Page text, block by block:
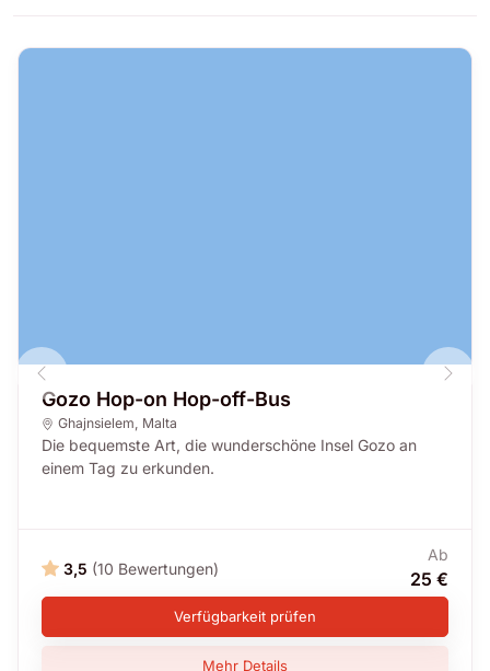
Gozo Hop-on Hop-off-Bus
Ghajnsielem, Malta
Die bequemste Art, die wunderschöne Insel Gozo an
einem Tag zu erkunden.
3,5 (10 Bewertungen)
Ab
25 €
Verfügbarkeit prüfen
Mehr Details